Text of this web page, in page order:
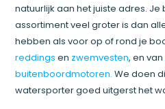
natuurlijk aan het juiste adres.
assortiment veel groter is dan
hebben als voor op of rond je
reddings en zwemvesten, en van
buitenboordmotoren. We doen
watersporter goed uitgerst het